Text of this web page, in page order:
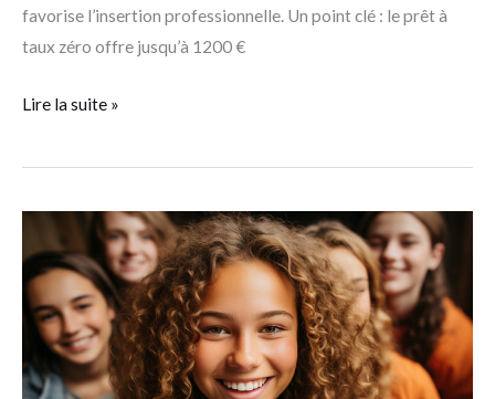
favorise l’insertion professionnelle. Un point clé : le prêt à
taux zéro offre jusqu’à 1200 €
Lire la suite »
Pourquoi
choisir
une
culotte
menstruelle
: